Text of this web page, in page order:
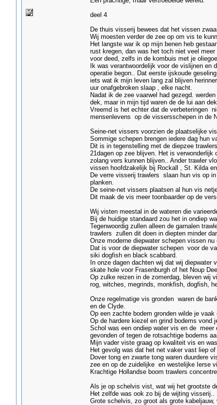
deel 4
De thuis visserij bewees dat het vissen
Wij moesten verder de zee op om vis te
Het langste war ik op mijn benen heb
rust kregen, dan was het toch niet veel
voor deed, zelfs in de kombuis met je
Ik was verantwoordelijk voor de vislijnen
operatie begon.. Dat eerste ijskoude
iets wat ik mijn leven lang zal blijven
uur onafgebroken slaap , elke nacht.
Nadat ik de zee vaarwel had gezegd.
dek, maar in mijn tijd waren de de lui aan
Vreemd is het echter dat de verbeteringen
mensenlevens op de vissersschepen in de
Seine-net vissers voorzien de plaatselijke
Sommige schepen brengen iedere dag hun
Dit is in tegenstelling met de diepzee
21dagen op zee blijven. Het is
zolang vers kunnen blijven.. Ander trawler
vissen hoofdzakelijk bij Rockall , St. Kilda
De verre visserij trawlers slaan hun vis op
planken.
De seine-net vissers plaatsen al hun vis
Dit maak de vis meer toonbaarder op de
Wij visten meestal in de wateren die
Bij de huidige standaard zou het in ondiep
Tegenwoordig zullen alleen de garnalen
trawlers zullen dit doen in diepten minder
Onze moderne diepwater schepen vissen
Dat is voor de diepwater schepen voor de
siki dogfish en black scabbard.
In onze dagen dachten wij dat wij
skate hole voor Frasenburgh of het Noup
Op zulke reizen in de zomerdag, bleven wij
rog, witches, megrinds, monkfish, dogfish,
Onze regelmatige vis gronden waren de
en de Clyde.
Op een zachte bodem gronden wilde je
Op de hardere kiezel en grind bodems vond
Schol was een ondiep water vis en de meer
gevonden of tegen de rotsachtige bodems
Mijn vader viste graag op kwaliteit vis en
Het gevolg was dat het net vaker vast liep
Dover tong en zwarte tong waren duurdere
zee en op de zuidelijke en westelijke Ierse
Krachtige Hollandse boom trawlers
Als je op schelvis vist, wat wij het grootste
Het zelfde was ook zo bij de wijting visserij..
Grote schelvis, zo groot als grote